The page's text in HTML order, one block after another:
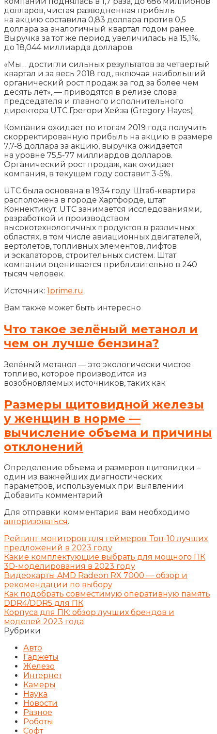
долларов, чистая разводненная прибыль
на акцию составила 0,83 доллара против 0,5
доллара за аналогичный квартал годом ранее.
Выручка за тот же период увеличилась на 15,1%,
до 18,044 миллиарда долларов.
«Мы… достигли сильных результатов за четвертый
квартал и за весь 2018 год, включая наибольший
органический рост продаж за год за более чем
десять лет», — приводятся в релизе слова
председателя и главного исполнительного
директора UTC Грегори Хейза (Gregory Hayes).
Компания ожидает по итогам 2019 года получить
скорректированную прибыль на акцию в размере
7,7-8 доллара за акцию, выручка ожидается
на уровне 75,5-77 миллиардов долларов.
Органический рост продаж, как ожидает
компания, в текущем году составит 3-5%.
UTC была основана в 1934 году. Штаб-квартира
расположена в городе Хартфорде, штат
Коннектикут. UTC занимается исследованиями,
разработкой и производством
высокотехнологичных продуктов в различных
областях, в том числе авиационных двигателей,
вертолетов, топливных элементов, лифтов
и эскалаторов, строительных систем. Штат
компании оценивается приблизительно в 240
тысяч человек.
Источник: 1prime.ru
Вам также может быть интересно
Что такое зелёный метанол и
чем он лучше бензина?
Зелёный метанол — это экологически чистое
топливо, которое производится из
возобновляемых источников, таких как
Размеры щитовидной железы
у женщин в норме —
вычисление объема и причины
отклонений
Определение объема и размеров щитовидки –
один из важнейших диагностических
параметров, используемых при выявлении
Добавить комментарий
Для отправки комментария вам необходимо
авторизоваться.
Рейтинг мониторов для геймеров: Топ-10 лучших
предложений в 2023 году
Какие комплектующие выбрать для мощного ПК
3D-моделирования в 2023 году
Видеокарты AMD Radeon RX 7000 — обзор и
рекомендации по выбору
Как подобрать совместимую оперативную память
DDR4/DDR5 для ПК
Корпуса для ПК: обзор лучших брендов и
моделей 2023 года
Рубрики
Авто
Гаджеты
Железо
Интернет
Камеры
Наука
Новости
Разное
Роботы
Софт